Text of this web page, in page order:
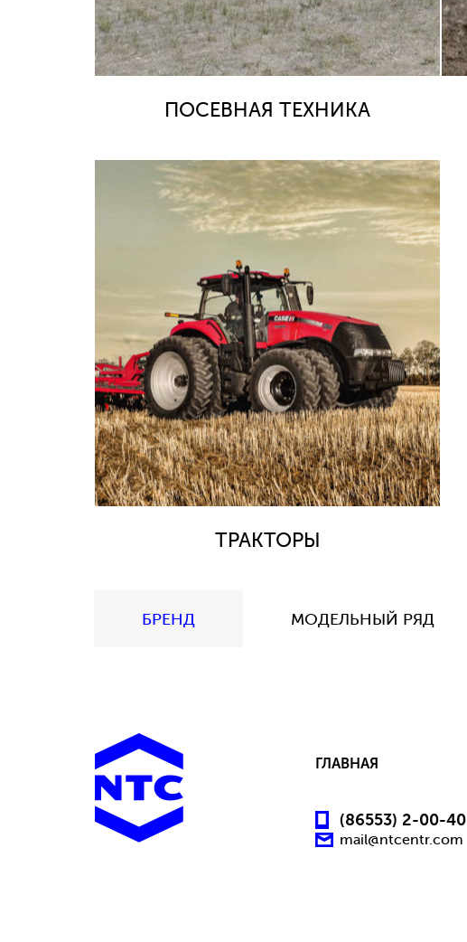
ПОСЕВНАЯ ТЕХНИКА
ТРАКТОРЫ
БРЕНД МОДЕЛЬНЫЙ РЯД
ГЛАВНАЯ
(86553) 2-00-40
mail@ntcentr.com